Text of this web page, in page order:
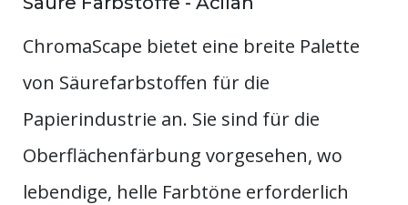
ChromaScape bietet eine breite Palette
von Säurefarbstoffen für die
Papierindustrie an. Sie sind für die
Oberflächenfärbung vorgesehen, wo
lebendige, helle Farbtöne erforderlich